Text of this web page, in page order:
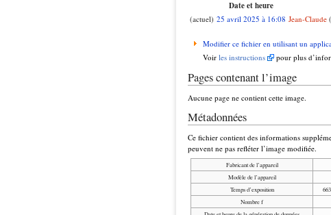
Date et heure
(actuel) 25 avril 2025 à 16:08 Jean-Claude (
Modifier ce fichier en utilisant un
Voir les instructions pour plus
Pages contenant l’image
Aucune page ne contient cette image.
Métadonnées
Ce fichier contient des informations
peuvent ne pas refléter l’image modifiée.
Fabricant de l’appareil
Modèle de l’appareil
Temps d’exposition
Nombre f